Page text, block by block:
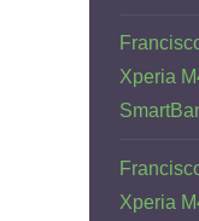
Xperia
Xperia